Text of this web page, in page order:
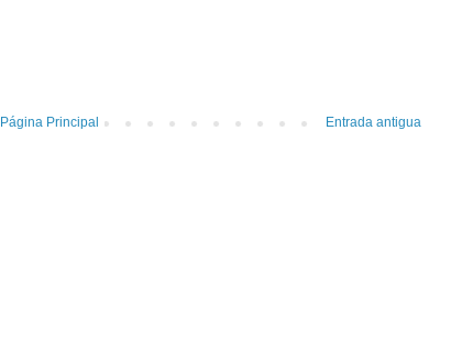
Entrada antigua
Página Principal